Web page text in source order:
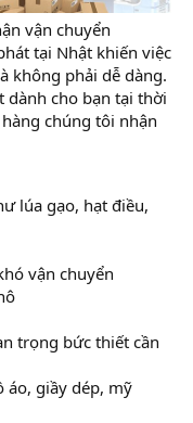
vận chuyển
tại Nhật khiến việc
không phải dễ dàng.
dành cho bạn tại thời
chúng tôi nhận
lúa gạo, hạt điều,
vận chuyển
trọng bức thiết cần
áo, giầy dép, mỹ